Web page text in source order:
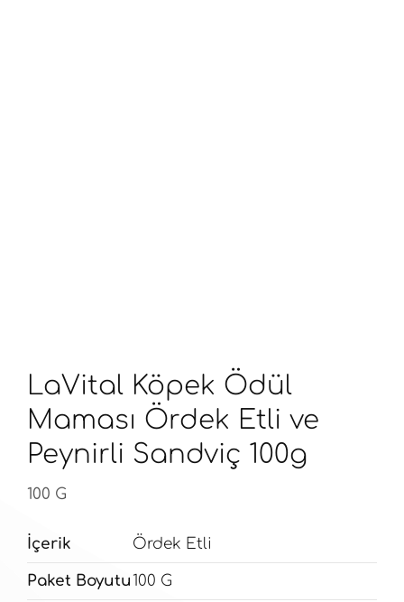
LaVital Köpek Ödül
Maması Ördek Etli ve
Peynirli Sandviç 100g
100 G
İçerik Ördek Etli
Paket Boyutu 100 G